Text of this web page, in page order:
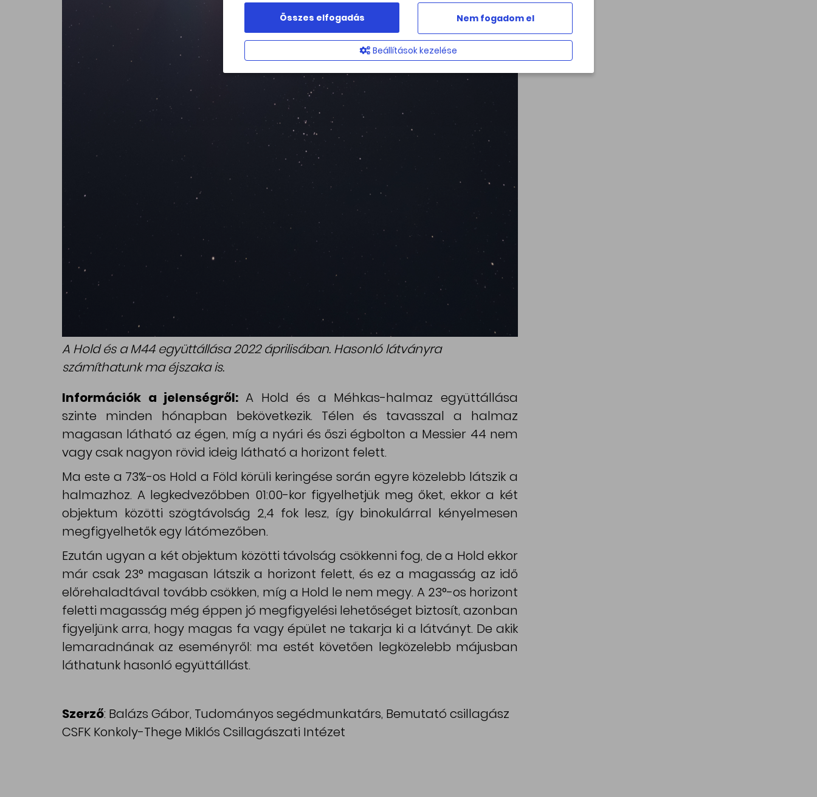
A Hold és a M44 együttállása 2022 áprilisában. Hasonló látványra
számíthatunk ma éjszaka is.
Információk a jelenségről: A Hold és a Méhkas-halmaz együttállása
szinte minden hónapban bekövetkezik. Télen és tavasszal a halmaz
magasan látható az égen, míg a nyári és őszi égbolton a Messier 44 nem
vagy csak nagyon rövid ideig látható a horizont felett.
Ma este a 73%-os Hold a Föld körüli keringése során egyre közelebb látszik a
halmazhoz. A legkedvezőbben 01:00-kor figyelhetjük meg őket, ekkor a két
objektum közötti szögtávolság 2,4 fok lesz, így binokulárral kényelmesen
megfigyelhetők egy látómezőben.
Ezután ugyan a két objektum közötti távolság csökkenni fog, de a Hold ekkor
már csak 23° magasan látszik a horizont felett, és ez a magasság az idő
előrehaladtával tovább csökken, míg a Hold le nem megy. A 23°-os horizont
feletti magasság még éppen jó megfigyelési lehetőséget biztosít, azonban
figyeljünk arra, hogy magas fa vagy épület ne takarja ki a látványt. De akik
lemaradnának az eseményről: ma estét követően legközelebb májusban
láthatunk hasonló együttállást.
Szerző: Balázs Gábor, Tudományos segédmunkatárs, Bemutató csillagász
CSFK Konkoly-Thege Miklós Csillagászati Intézet
Összes elfogadás Nem fogadom el
Beállítások kezelése